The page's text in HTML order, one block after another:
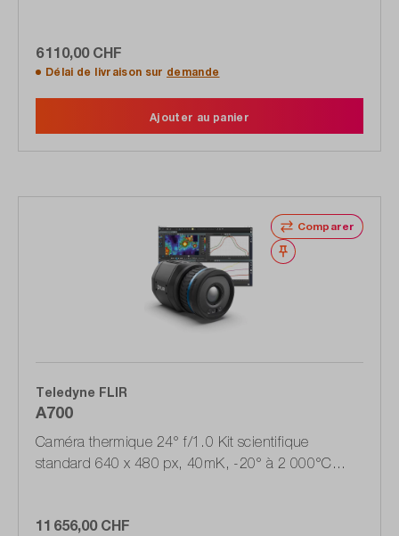
6 110,00 CHF
Délai de livraison sur demande
Ajouter au panier
Comparer
Noter
Teledyne FLIR
A700
Caméra thermique 24° f/1.0 Kit scientifique
standard 640 x 480 px, 40mK, -20° à 2 000°C
11 656,00 CHF